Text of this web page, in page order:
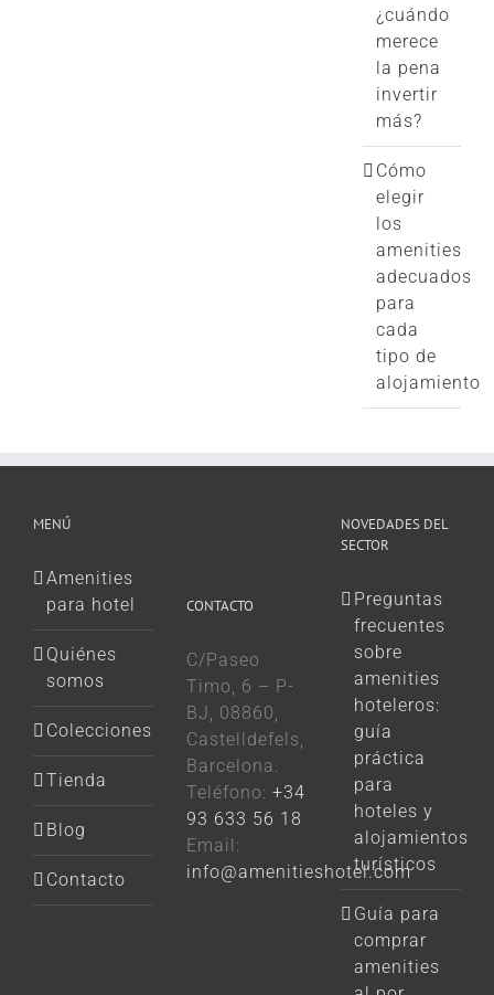
¿cuándo
merece
la pena
invertir
más?
Cómo
elegir
los
amenities
adecuados
para
cada
tipo de
alojamiento
MENÚ
Amenities
para hotel
Quiénes
somos
Colecciones
Tienda
Blog
Contacto
CONTACTO
C/Paseo
Timo, 6 – P-
BJ, 08860,
Castelldefels,
Barcelona.
Teléfono:+34
93 633 56 18
Email:
info@amenitieshotel.com
NOVEDADES DEL
SECTOR
Preguntas
frecuentes
sobre
amenities
hoteleros:
guía
práctica
para
hoteles y
alojamientos
turísticos
Guía para
comprar
amenities